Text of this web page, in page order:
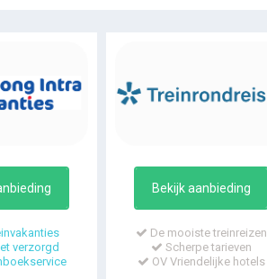
verzorgd
Bekijk aanbieding
De mooiste treinreizen
Scherpe tarieven
OV Vriendelijke hotels